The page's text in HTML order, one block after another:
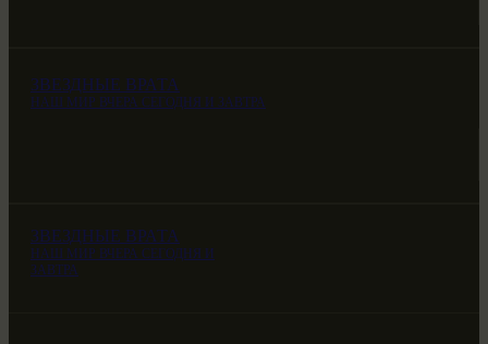
ЗВЕЗДНЫЕ ВРАТА
НАШ МИР ВЧЕРА СЕГОДНЯ И ЗАВТРА
ЗВЕЗДНЫЕ ВРАТА
НАШ МИР ВЧЕРА СЕГОДНЯ И
ЗАВТРА